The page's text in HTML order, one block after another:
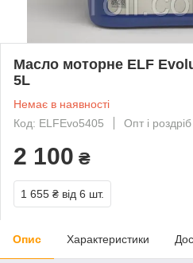
Масло моторне ELF
5L
Немає в наявності
Код: ELFEvo5405
Опт і роздріб
2 100 ₴
1 655 ₴ від 6 шт.
Опис Характеристики